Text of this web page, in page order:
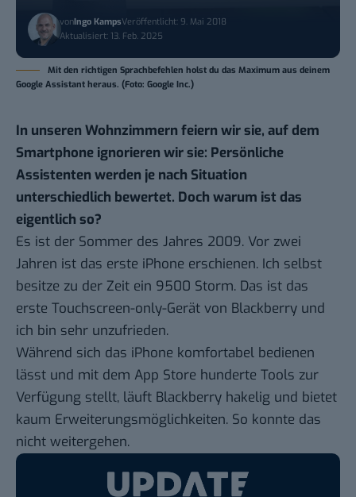
vonIngo KampsVeröffentlicht: 9. Mai 2018
Aktualisiert: 13. Feb. 2025
Mit den richtigen Sprachbefehlen holst du das Maximum aus deinem
Google Assistant heraus. (Foto: Google Inc.)
In unseren Wohnzimmern feiern wir sie, auf dem
Smartphone ignorieren wir sie: Persönliche
Assistenten werden je nach Situation
unterschiedlich bewertet. Doch warum ist das
eigentlich so?
Es ist der Sommer des Jahres 2009. Vor zwei
Jahren ist das erste iPhone erschienen. Ich selbst
besitze zu der Zeit ein 9500 Storm. Das ist das
erste Touchscreen-only-Gerät von Blackberry und
ich bin sehr unzufrieden.
Während sich das iPhone komfortabel bedienen
lässt und mit dem App Store hunderte Tools zur
Verfügung stellt, läuft Blackberry hakelig und bietet
kaum Erweiterungsmöglichkeiten. So konnte das
nicht weitergehen.